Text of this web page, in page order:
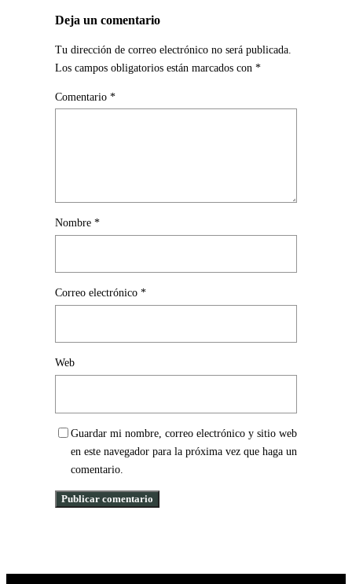
Deja un comentario
Tu dirección de correo electrónico no será publicada.
Los campos obligatorios están marcados con *
Comentario *
Nombre *
Correo electrónico *
Web
Guardar mi nombre, correo electrónico y sitio web
en este navegador para la próxima vez que haga un
comentario.